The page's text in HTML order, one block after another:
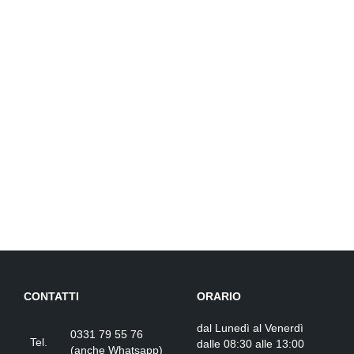
CONTATTI
Tel.
0331 79 55 76
(anche Whatsapp)
ORARIO
dal Lunedì al Venerdì
dalle 08:30 alle 13:00